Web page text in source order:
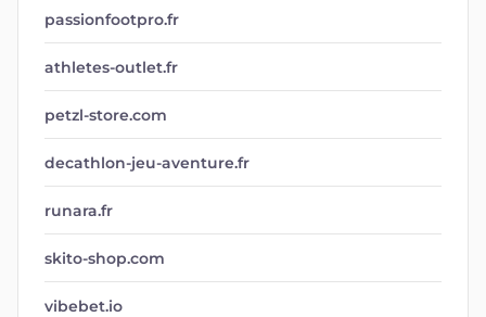
passionfootpro.fr
athletes-outlet.fr
petzl-store.com
decathlon-jeu-aventure.fr
runara.fr
skito-shop.com
vibebet.io